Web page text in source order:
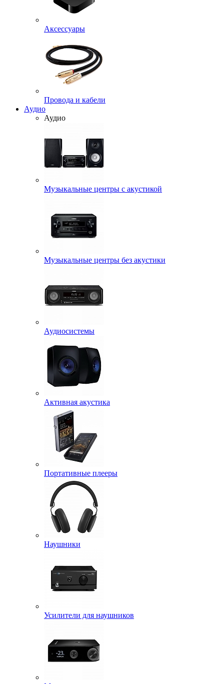
Аксессуары
Провода и кабели
Аудио
Аудио
Музыкальные центры с акустикой
Музыкальные центры без акустики
Аудиосистемы
Активная акустика
Портативные плееры
Наушники
Усилители для наушников